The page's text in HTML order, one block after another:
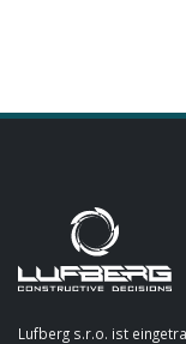
Lufberg s.r.o. ist